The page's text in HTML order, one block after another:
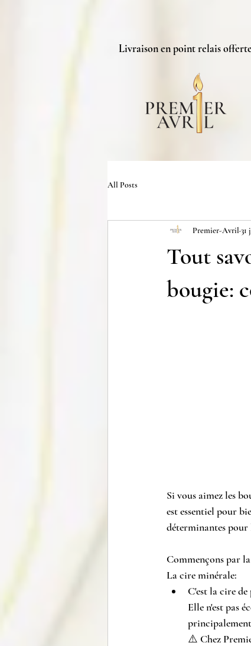
Livraison en point relais
All Posts
Tout
bougie:
Premier-Avril 31
Si vous aimez les
est essentiel pour
déterminantes
Commençons par
La cire minérale:
C'est la cire
Elle n'est pas
⚠️ Chez